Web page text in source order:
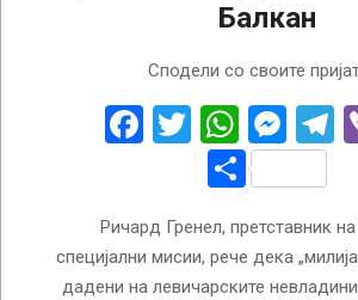
Балкан
Сподели со своите
Facebook
Twitter
Share
Ричард Гренел, претставник
специјални мисии, рече дека
дадени на левичарските